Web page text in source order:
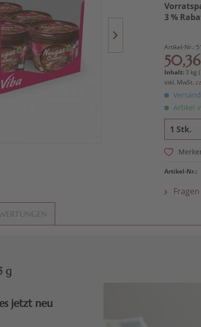
3 %
Artikel-Nr.:
Inhalt: 3 kg
inkl. MwSt.
Artikel
Artikel-Nr.:
g
jetzt neu